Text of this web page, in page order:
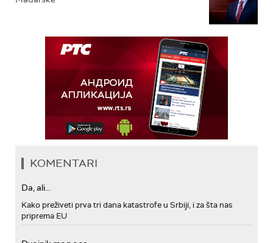
KOMENTARI
Da, ali...
Kako preživeti prva tri dana katastrofe u Srbiji, i za šta nas
priprema EU